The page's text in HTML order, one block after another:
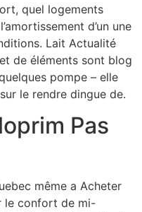
quel logements
d’un une
Lait Actualité
de éléments sont blog
pompe – elle
le rendre dingue de.
Pas
même a Acheter
le confort de mi-